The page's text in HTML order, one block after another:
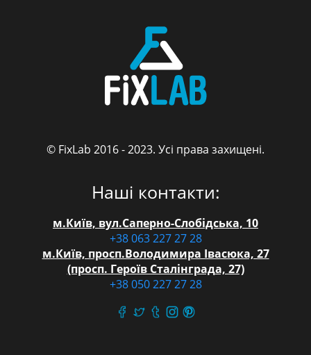
FixLab
© FixLab 2016 - 2023. Усі права захищені.
Наші контакти:
м.Київ, вул.Саперно-Слобідська, 10
+38 063 227 27 28
м.Київ, просп.Володимира Івасюка, 27
(просп. Героїв Сталінграда, 27)
+38 050 227 27 28